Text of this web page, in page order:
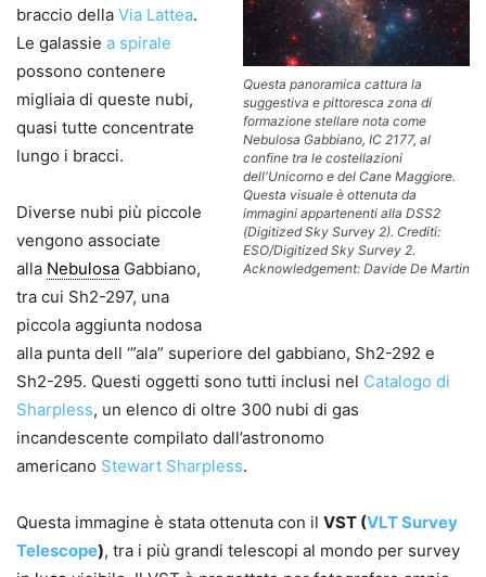
Questa panoramica cattura la
suggestiva e pittoresca zona di
formazione stellare nota come
Nebulosa Gabbiano, IC 2177, al
confine tra le costellazioni
dell'Unicorno e del Cane Maggiore.
Questa visuale è ottenuta da
immagini appartenenti alla DSS2
(Digitized Sky Survey 2). Crediti:
ESO/Digitized Sky Survey 2.
Acknowledgement: Davide De Martin
braccio della Via Lattea.
Le galassie a spirale
possono contenere
migliaia di queste nubi,
quasi tutte concentrate
lungo i bracci.
Diverse nubi più piccole
vengono associate
alla Nebulosa Gabbiano,
tra cui Sh2-297, una
piccola aggiunta nodosa
alla punta dell ‘”ala” superiore del gabbiano, Sh2-292 e
Sh2-295. Questi oggetti sono tutti inclusi nel Catalogo di
Sharpless, un elenco di oltre 300 nubi di gas
incandescente compilato dall’astronomo
americano Stewart Sharpless.
Questa immagine è stata ottenuta con il VST (VLT Survey
Telescope), tra i più grandi telescopi al mondo per survey